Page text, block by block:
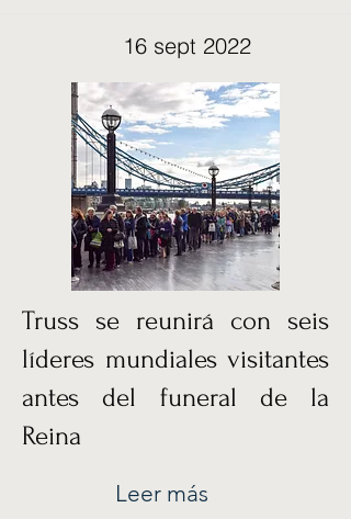
16 sept 2022
Truss se reunirá con seis
líderes mundiales visitantes
antes del funeral de la
Reina
Leer más